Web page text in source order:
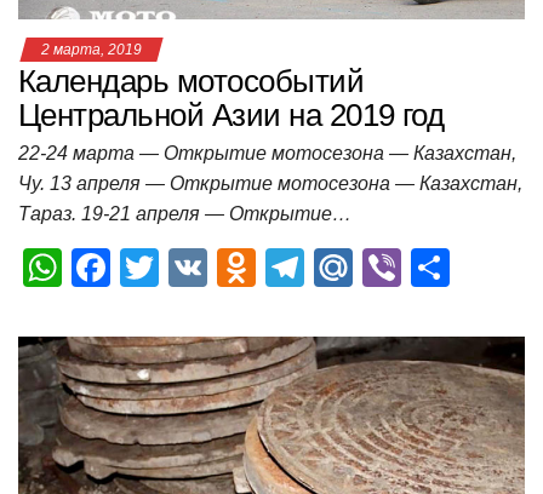
2 марта, 2019
Календарь мотособытий
Центральной Азии на 2019 год
22-24 марта — Открытие мотосезона — Казахстан,
Чу. 13 апреля — Открытие мотосезона — Казахстан,
Тараз. 19-21 апреля — Открытие…
W
at
s
A
p
F
c
e
b
o
T
tt
er
V
O
n
o
kl
a
T
e
gr
a
m
M
.R
u
Vi
er п
р
а
в